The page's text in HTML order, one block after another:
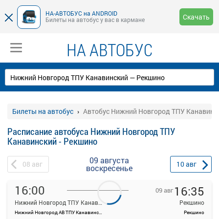
НА-АВТОБУС на ANDROID
Билеты на автобус у вас в кармане
Скачать
НА АВТОБУС
Билеты на автобус Автобус Нижний Новгород ТПУ
Расписание автобуса Нижний Новгород ТПУ
Канавинский - Рекшино
08 авг 09 августа
воскресенье 10авг
16:00
Нижний Новгород ТПУ Канавинский
Нижний Новгород АВ ТПУ Канавинский
09 авг 16:35
Рекшино
Рекшино